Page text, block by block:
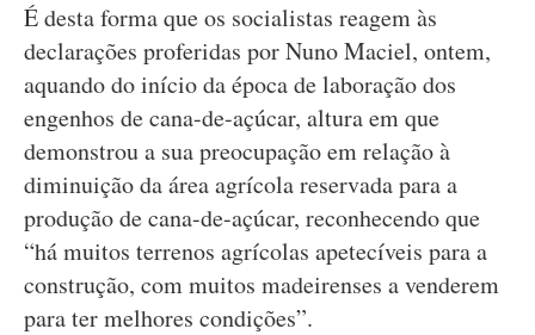
É desta forma que os socialistas reagem às
declarações proferidas por Nuno Maciel, ontem,
aquando do início da época de laboração dos
engenhos de cana-de-açúcar, altura em que
demonstrou a sua preocupação em relação à
diminuição da área agrícola reservada para a
produção de cana-de-açúcar, reconhecendo que
“há muitos terrenos agrícolas apetecíveis para a
construção, com muitos madeirenses a venderem
para ter melhores condições”.